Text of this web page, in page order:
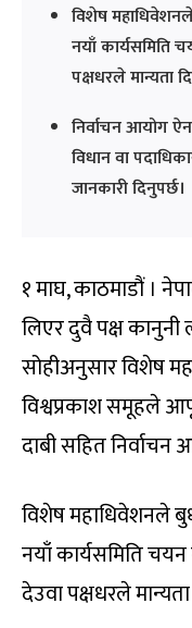
विशेष
नयाँ कार्यसमिति
पक्षधरले मान्यता
निर्वाचन आयोग
विधान वा
जानकारी दिनुपर्छ।
१ माघ, काठमाडौं ।
लिएर दुवै पक्ष कानुनी
सोहीअनुसार विशेष
विश्वप्रकाश समूहले
दाबी सहित
विशेष महाधिवेशनले
नयाँ कार्यसमिति
देउवा पक्षधरले